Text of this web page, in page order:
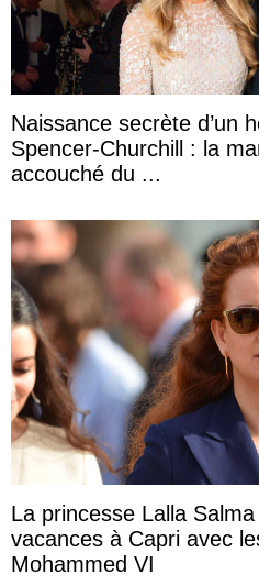
Naissance secrète d’un
Spencer-Churchill : la
accouché du ...
La princesse Lalla
vacances à Capri avec
Mohammed VI